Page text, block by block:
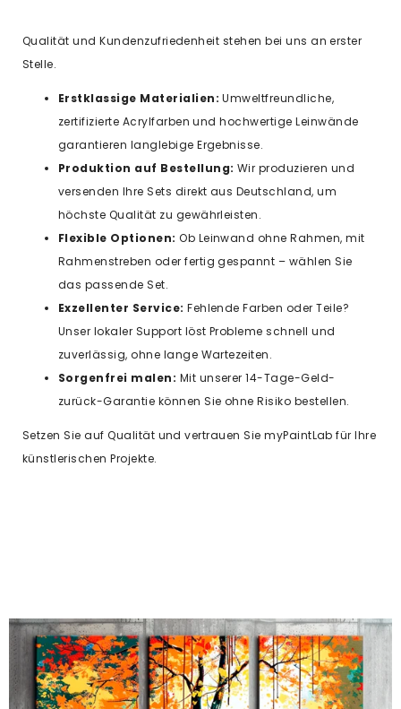
Qualität und Kundenzufriedenheit stehen bei uns an erster
Stelle.
Erstklassige Materialien: Umweltfreundliche,
zertifizierte Acrylfarben und hochwertige Leinwände
garantieren langlebige Ergebnisse.
Produktion auf Bestellung: Wir produzieren und
versenden Ihre Sets direkt aus Deutschland, um
höchste Qualität zu gewährleisten.
Flexible Optionen: Ob Leinwand ohne Rahmen, mit
Rahmenstreben oder fertig gespannt – wählen Sie
das passende Set.
Exzellenter Service: Fehlende Farben oder Teile?
Unser lokaler Support löst Probleme schnell und
zuverlässig, ohne lange Wartezeiten.
Sorgenfrei malen: Mit unserer 14-Tage-Geld-
zurück-Garantie können Sie ohne Risiko bestellen.
Setzen Sie auf Qualität und vertrauen Sie myPaintLab für Ihre
künstlerischen Projekte.